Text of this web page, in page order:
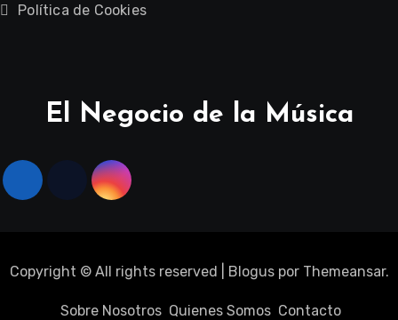
Política de Cookies
El Negocio de la Música
Copyright © All rights reserved Bloguspor Themeansar.
Sobre Nosotros Quienes Somos Contacto